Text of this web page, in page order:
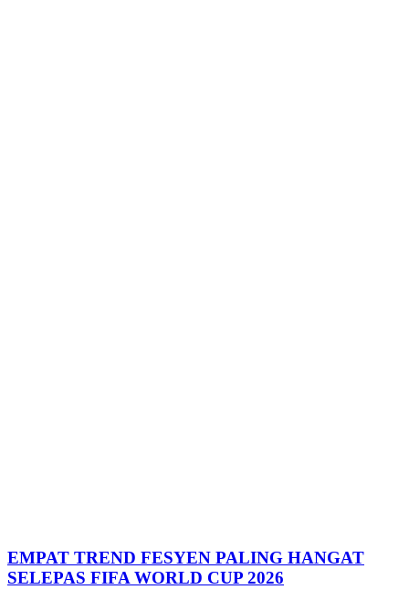
EMPAT TREND FESYEN PALING HANGAT
SELEPAS FIFA WORLD CUP 2026